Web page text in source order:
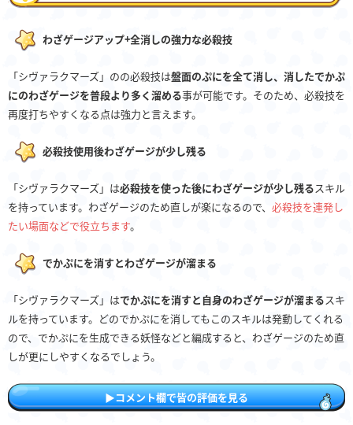
わざゲージアップ+全消しの強力な必殺技
「シヴァラクマーズ」のの必殺技は盤面のぷにを全て消し、消したでかぷ
にのわざゲージを普段より多く溜める事が可能です。そのため、必殺技を
再度打ちやすくなる点は強力と言えます。
必殺技使用後わざゲージが少し残る
「シヴァラクマーズ」は必殺技を使った後にわざゲージが少し残るスキル
を持っています。わざゲージのため直しが楽になるので、 必殺技を連発し
たい場面などで役立ちます。
でかぷにを消すとわざゲージが溜まる
「シヴァラクマーズ」はでかぷにを消すと自身のわざゲージが溜まるスキ
ルを持っています。どのでかぷにを消してもこのスキルは発動してくれる
ので、でかぷにを生成できる妖怪などと編成すると、わざゲージのため直
しが更にしやすくなるでしょう。
▶︎︎コメント欄で皆の評価を見る